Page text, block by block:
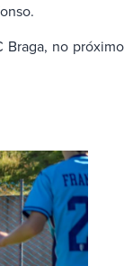
Braga, no próximo